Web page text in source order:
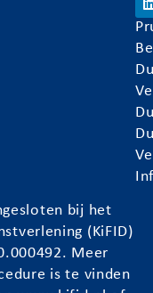
bij het
(KiFID)
Meer
is te vinden